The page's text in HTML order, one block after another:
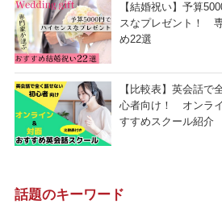
【結婚祝い】予算
スなプレゼント！
め22選
【比較表】英会話で
心者向け！ オンラ
すすめスクール紹介
話題のキーワード